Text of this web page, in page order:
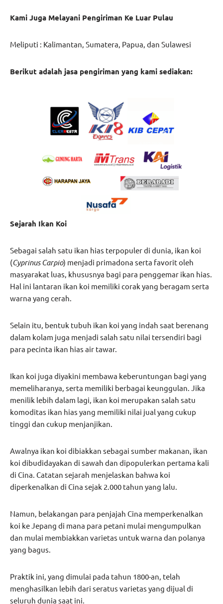
Kami Juga Melayani Pengiriman Ke Luar Pulau
Meliputi : Kalimantan, Sumatera, Papua, dan Sulawesi
Berikut adalah jasa pengiriman yang kami sediakan:
Sejarah Ikan Koi
Sebagai salah satu ikan hias terpopuler di dunia, ikan koi
(Cyprinus Carpio) menjadi primadona serta favorit oleh
masyarakat luas, khususnya bagi para penggemar ikan hias.
Hal ini lantaran ikan koi memiliki corak yang beragam serta
warna yang cerah.
Selain itu, bentuk tubuh ikan koi yang indah saat berenang
dalam kolam juga menjadi salah satu nilai tersendiri bagi
para pecinta ikan hias air tawar.
Ikan koi juga diyakini membawa keberuntungan bagi yang
memeliharanya, serta memiliki berbagai keunggulan. Jika
menilik lebih dalam lagi, ikan koi merupakan salah satu
komoditas ikan hias yang memiliki nilai jual yang cukup
tinggi dan cukup menjanjikan.
Awalnya ikan koi dibiakkan sebagai sumber makanan, ikan
koi dibudidayakan di sawah dan dipopulerkan pertama kali
di Cina. Catatan sejarah menjelaskan bahwa koi
diperkenalkan di Cina sejak 2.000 tahun yang lalu.
Namun, belakangan para penjajah Cina memperkenalkan
koi ke Jepang di mana para petani mulai mengumpulkan
dan mulai membiakkan varietas untuk warna dan polanya
yang bagus.
Praktik ini, yang dimulai pada tahun 1800-an, telah
menghasilkan lebih dari seratus varietas yang dijual di
seluruh dunia saat ini.